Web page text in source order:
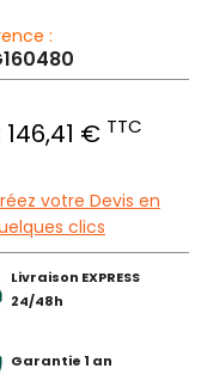
:
€ TTC
votre Devis en
clics
Livraison EXPRESS
24/48h
Garantie 1 an